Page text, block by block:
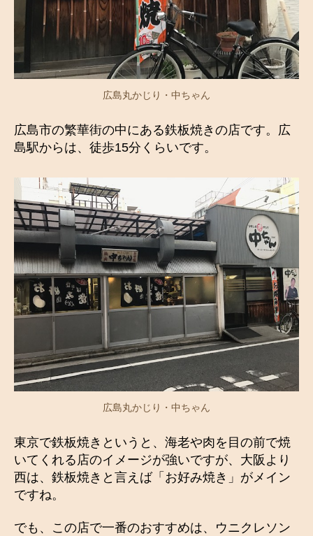
広島丸かじり・中ちゃん
広島市の繁華街の中にある鉄板焼きの店です。広
島駅からは、徒歩15分くらいです。
広島丸かじり・中ちゃん
東京で鉄板焼きというと、海老や肉を目の前で焼
いてくれる店のイメージが強いですが、大阪より
西は、鉄板焼きと言えば「お好み焼き」がメイン
ですね。
でも、この店で一番のおすすめは、ウニクレソン